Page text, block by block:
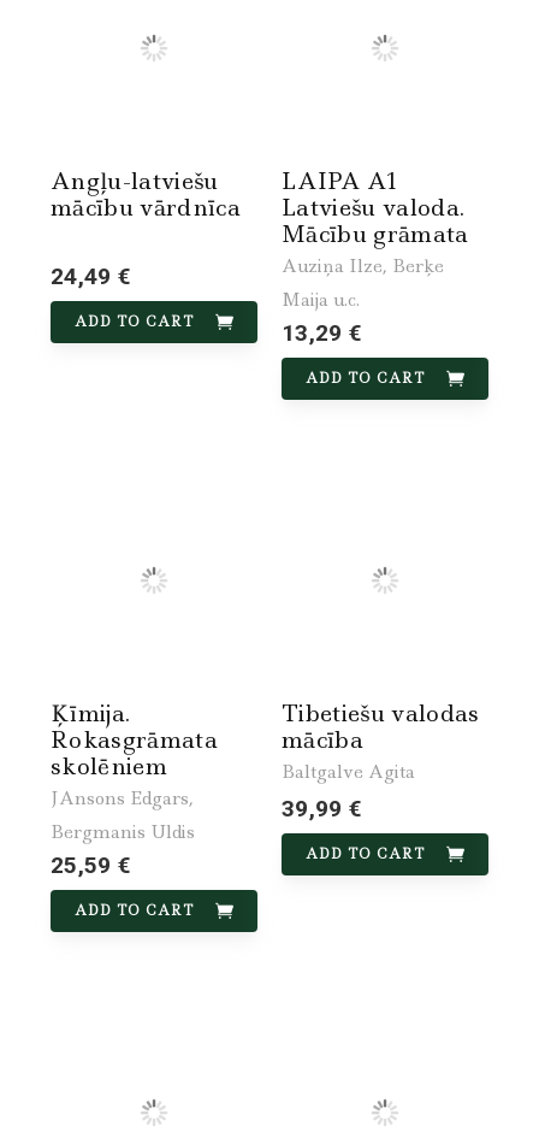
Angļu-latviešu
mācību vārdnīca
24,49 €
ADD TO CART
LAIPA A1
Latviešu valoda.
Mācību grāmata
Auziņa Ilze, Berķe
Maija u.c.
13,29 €
ADD TO CART
Ķīmija.
Rokasgrāmata
skolēniem
JAnsons Edgars,
Bergmanis Uldis
25,59 €
ADD TO CART
Tibetiešu valodas
mācība
Baltgalve Agita
39,99 €
ADD TO CART